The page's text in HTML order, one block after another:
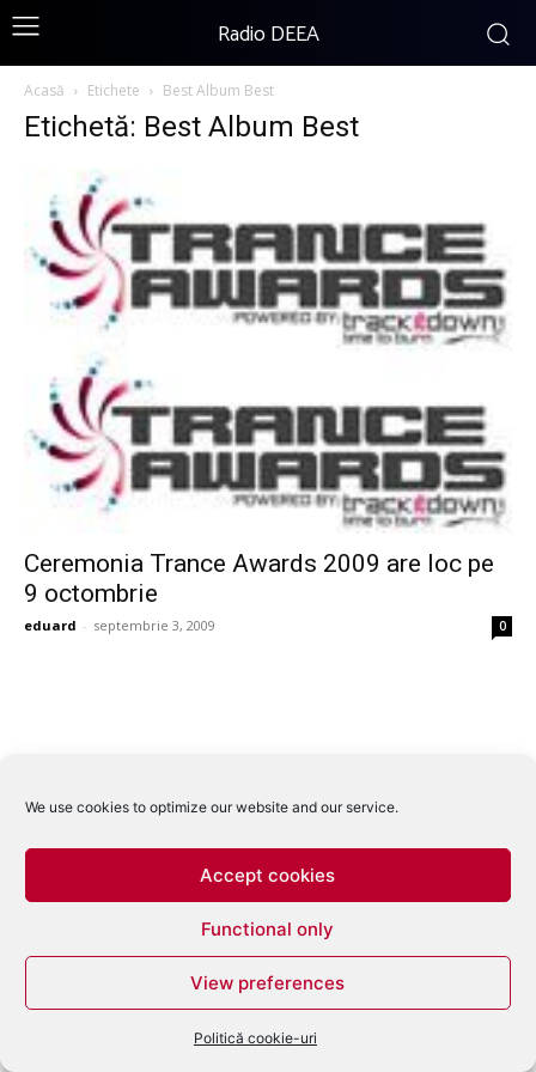
We use cookies to optimize our website and our service.
Accept cookies
Functional only
View preferences
Politică cookie-uri
Radio DEEA
Acasă Etichete Best Album Best
Etichetă: Best Album Best
Ceremonia Trance Awards 2009 are loc pe
9 octombrie
eduard - septembrie 3, 2009 0